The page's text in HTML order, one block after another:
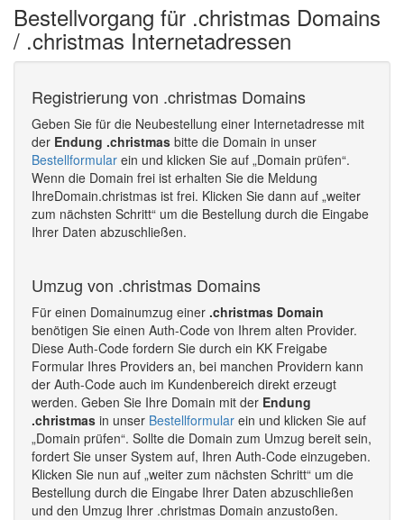
Bestellvorgang für .christmas Domains
/ .christmas Internetadressen
Registrierung von .christmas Domains
Geben Sie für die Neubestellung einer Internetadresse mit
der Endung .christmas bitte die Domain in unser
Bestellformular ein und klicken Sie auf „Domain prüfen“.
Wenn die Domain frei ist erhalten Sie die Meldung
IhreDomain.christmas ist frei. Klicken Sie dann auf „weiter
zum nächsten Schritt“ um die Bestellung durch die Eingabe
Ihrer Daten abzuschließen.
Umzug von .christmas Domains
Für einen Domainumzug einer .christmas Domain
benötigen Sie einen Auth-Code von Ihrem alten Provider.
Diese Auth-Code fordern Sie durch ein KK Freigabe
Formular Ihres Providers an, bei manchen Providern kann
der Auth-Code auch im Kundenbereich direkt erzeugt
werden. Geben Sie Ihre Domain mit der Endung
.christmas in unser Bestellformular ein und klicken Sie auf
„Domain prüfen“. Sollte die Domain zum Umzug bereit sein,
fordert Sie unser System auf, Ihren Auth-Code einzugeben.
Klicken Sie nun auf „weiter zum nächsten Schritt“ um die
Bestellung durch die Eingabe Ihrer Daten abzuschließen
und den Umzug Ihrer .christmas Domain anzustoßen.